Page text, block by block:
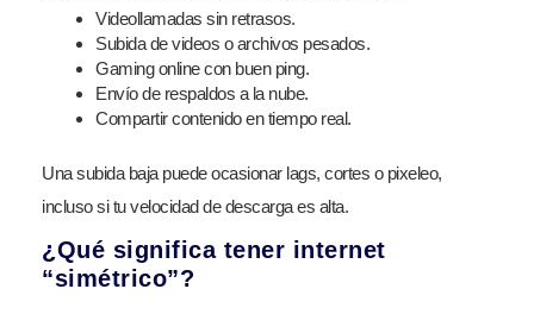
Videollamadas sin retrasos.
Subida de videos o archivos pesados.
Gaming online con buen ping.
Envío de respaldos a la nube.
Compartir contenido en tiempo real.
Una subida baja puede ocasionar lags, cortes o pixeleo,
incluso si tu velocidad de descarga es alta.
¿Qué significa tener internet
“simétrico”?